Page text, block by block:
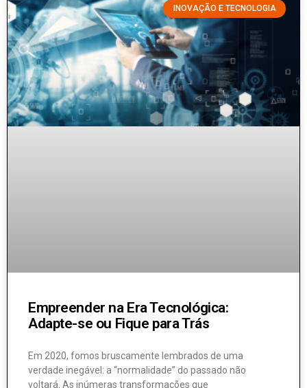
INOVAÇÃO E TECNOLOGIA
Empreender na Era Tecnológica:
Adapte-se ou Fique para Trás
Em 2020, fomos bruscamente lembrados de uma
verdade inegável: a “normalidade” do passado não
voltará. As inúmeras transformações que